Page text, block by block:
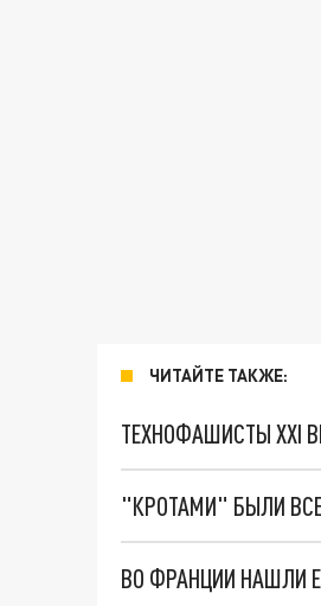
ЧИТАЙТЕ ТАКЖЕ:
ТЕХНОФАШИСТЫ XXI
"КРОТАМИ" БЫЛИ
ВО ФРАНЦИИ НАШЛИ